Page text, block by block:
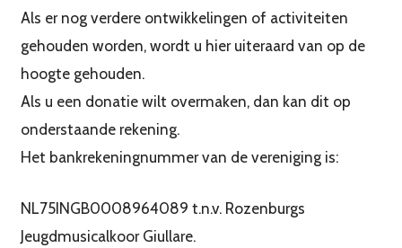
Als er nog verdere ontwikkelingen of activiteiten
gehouden worden, wordt u hier uiteraard van op de
hoogte gehouden.
Als u een donatie wilt overmaken, dan kan dit op
onderstaande rekening.
Het bankrekeningnummer van de vereniging is:
NL75INGB0008964089 t.n.v. Rozenburgs
Jeugdmusicalkoor Giullare.